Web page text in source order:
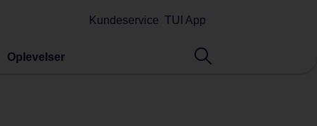
Kundeservice TUI App
Oplevelser